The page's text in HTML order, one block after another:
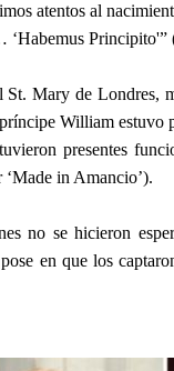
atentos al
St. Mary de Londres,
William estuvo
presentes
‘Made in Amancio’).
no se hicieron
en que los